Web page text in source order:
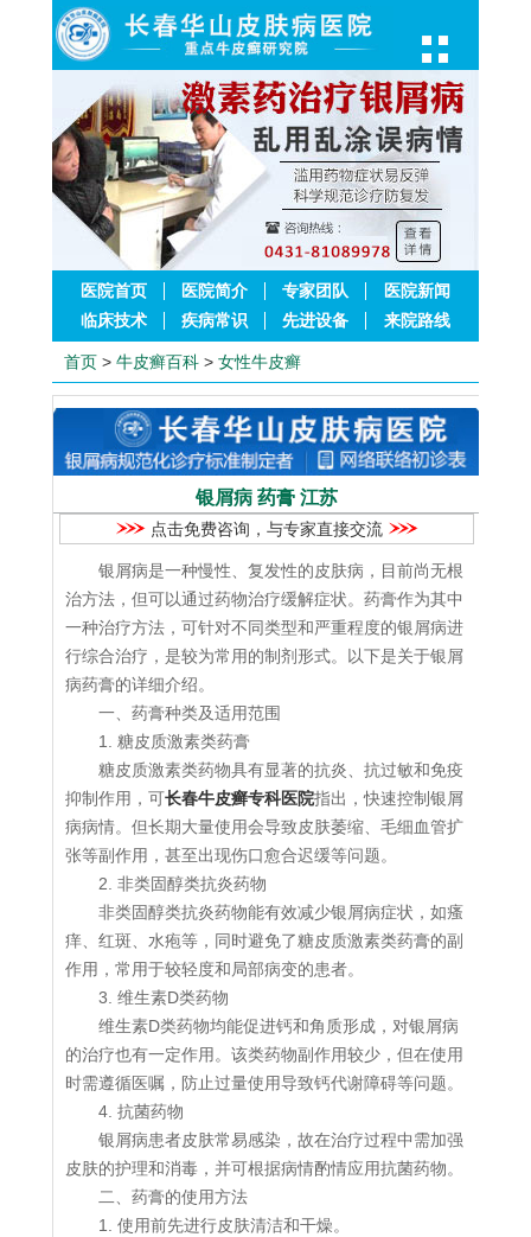
医院首页 医院简介 专家团队
医院新闻
临床技术
疾病常识 先进设备 来院路线
首页 > 牛皮癣百科 > 女性牛皮癣
银屑病 药膏 江苏
点击免费咨询，与专家直接交流
银屑病是一种慢性、复发性的皮肤病，目前尚无根
治方法，但可以通过药物治疗缓解症状。药膏作为其中
一种治疗方法，可针对不同类型和严重程度的银屑病进
行综合治疗，是较为常用的制剂形式。以下是关于银屑
病药膏的详细介绍。
一、药膏种类及适用范围
1. 糖皮质激素类药膏
糖皮质激素类药物具有显著的抗炎、抗过敏和免疫
抑制作用，可长春牛皮癣专科医院指出，快速控制银屑
病病情。但长期大量使用会导致皮肤萎缩、毛细血管扩
张等副作用，甚至出现伤口愈合迟缓等问题。
2. 非类固醇类抗炎药物
非类固醇类抗炎药物能有效减少银屑病症状，如瘙
痒、红斑、水疱等，同时避免了糖皮质激素类药膏的副
作用，常用于较轻度和局部病变的患者。
3. 维生素D类药物
维生素D类药物均能促进钙和角质形成，对银屑病
的治疗也有一定作用。该类药物副作用较少，但在使用
时需遵循医嘱，防止过量使用导致钙代谢障碍等问题。
4. 抗菌药物
银屑病患者皮肤常易感染，故在治疗过程中需加强
皮肤的护理和消毒，并可根据病情酌情应用抗菌药物。
二、药膏的使用方法
1. 使用前先进行皮肤清洁和干燥。